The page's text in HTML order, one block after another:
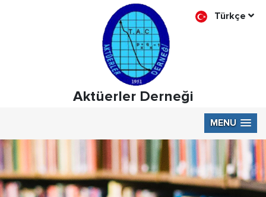
Aktüerler Derneği
MENU
Türkçe